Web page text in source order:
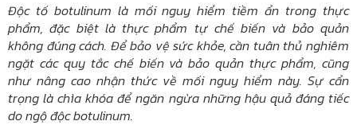
Độc tố botulinum là mối nguy hiểm tiềm ẩn trong thực
phẩm, đặc biệt là thực phẩm tự chế biến và bảo quản
không đúng cách. Để bảo vệ sức khỏe, cần tuân thủ nghiêm
ngặt các quy tắc chế biến và bảo quản thực phẩm, cũng
như nâng cao nhận thức về mối nguy hiểm này. Sự cẩn
trọng là chìa khóa để ngăn ngừa những hậu quả đáng tiếc
do ngộ độc botulinum.